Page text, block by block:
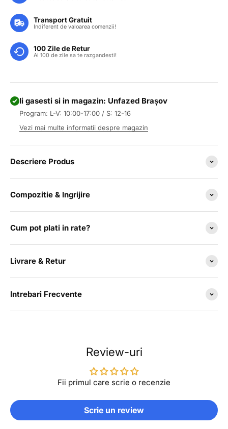
Transport Gratuit
Indiferent de valoarea comenzii!
100 Zile de Retur
Ai 100 de zile sa te razgandesti!
Ii gasesti si in magazin: Unfazed Brașov
Program: L-V: 10:00-17:00 / S: 12-16
Vezi mai multe informatii despre magazin
Descriere Produs
Compozitie & Ingrijire
Cum pot plati in rate?
Livrare & Retur
Intrebari Frecvente
Review-uri
Fii primul care scrie o recenzie
Scrie un review